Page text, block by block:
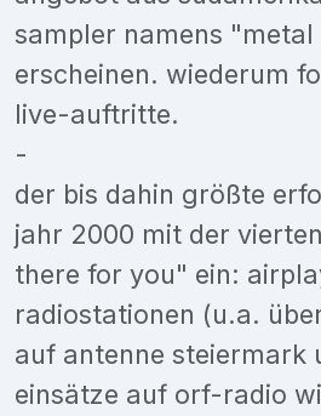
sampler namens "metal
erscheinen. wiederum
live-auftritte.
-
der bis dahin größte
jahr 2000 mit der
there for you" ein:
radiostationen (u.a.
auf antenne steiermark
einsätze auf orf-radio